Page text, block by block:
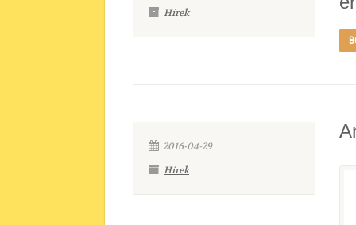
Hírek
2016-04-29
Hírek